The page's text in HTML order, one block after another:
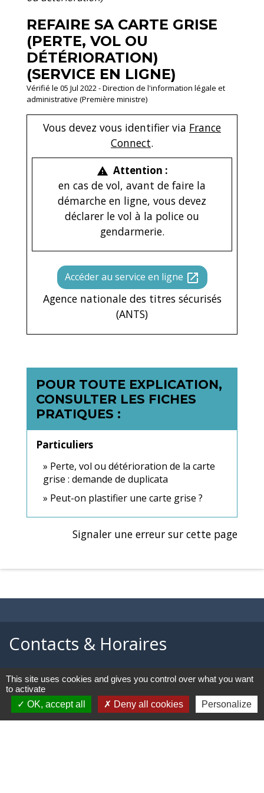
REFAIRE SA CARTE GRISE
(PERTE, VOL OU
DÉTÉRIORATION)
(SERVICE EN LIGNE)
Vérifié le 05 Jul 2022 - Direction de l'information légale et
administrative (Première ministre)
Vous devez vous identifier via France
Connect.
warning Attention :
en cas de vol, avant de faire la
démarche en ligne, vous devez
déclarer le vol à la police ou
gendarmerie.
Accéder au service en ligne open_in_new
Agence nationale des titres sécurisés
(ANTS)
POUR TOUTE EXPLICATION,
CONSULTER LES FICHES
PRATIQUES :
Particuliers
Perte, vol ou détérioration de la carte
grise : demande de duplicata
Peut-on plastifier une carte grise ?
Signaler une erreur sur cette page
Contacts & Horaires
Commune d'Azé
37 Place Claude Guichard
71260 Azé - FRANCE
+33 3 85 33 33 23
This site uses cookies and gives you control over what you want
to activate
OK, accept all
Deny all cookies Personalize